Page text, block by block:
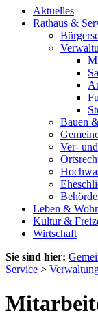
Aktuelles
Rathaus &
Bauen
Ver-
Leben &
Kultur &
Wirtschaft
Sie sind hier:
Service >